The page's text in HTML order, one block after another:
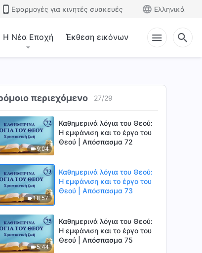
Εφαρμογές για κινητές συσκευές Ελληνικά
Η Νέα Εποχή Έκθεση εικόνων
περιεχόμενο 27/29
Η εμφάνιση και το έργο του
Θεού | Απόσπασμα 70
9:37
Η εμφάνιση και το έργο του
Θεού | Απόσπασμα 71
9:04
Καθημερινά λόγια του Θεού:
Η εμφάνιση και το έργο του
Θεού | Απόσπασμα 72
18:57
Καθημερινά λόγια του Θεού:
Η εμφάνιση και το έργο του
Θεού | Απόσπασμα 73
5:44
Καθημερινά λόγια του Θεού:
Η εμφάνιση και το έργο του
Θεού | Απόσπασμα 75